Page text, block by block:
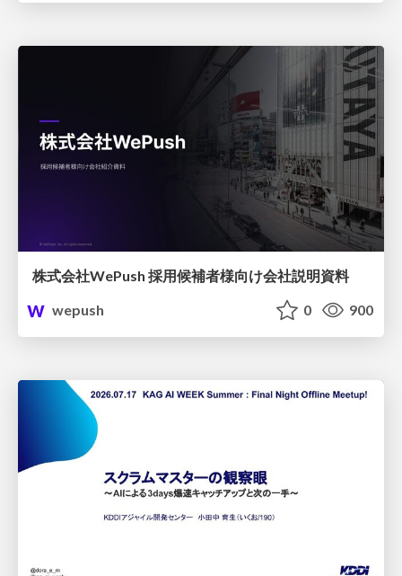
株式会社WePush 採用候補者様向け会社説明資料
wepush
0 900